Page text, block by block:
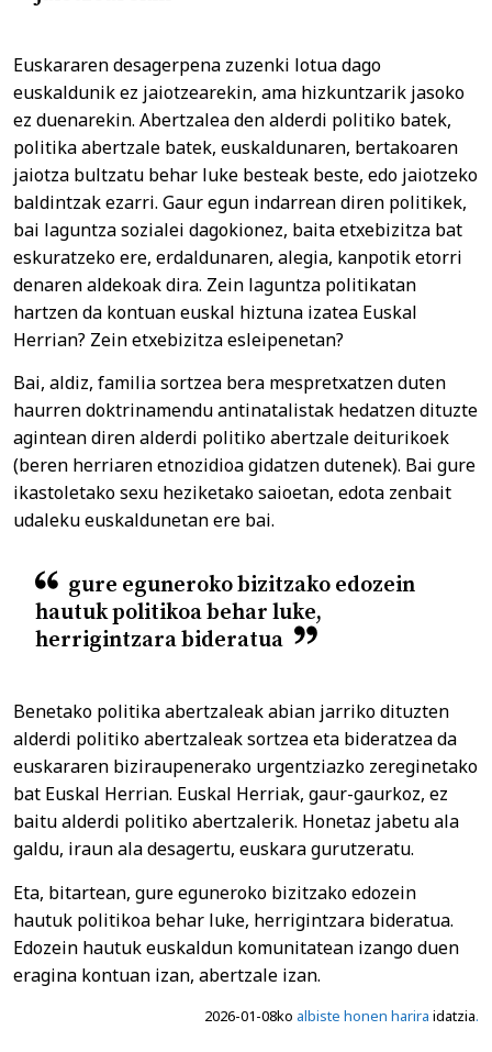
Euskararen desagerpena zuzenki lotua dago
euskaldunik ez jaiotzearekin, ama hizkuntzarik jasoko
ez duenarekin. Abertzalea den alderdi politiko batek,
politika abertzale batek, euskaldunaren, bertakoaren
jaiotza bultzatu behar luke besteak beste, edo jaiotzeko
baldintzak ezarri. Gaur egun indarrean diren politikek,
bai laguntza sozialei dagokionez, baita etxebizitza bat
eskuratzeko ere, erdaldunaren, alegia, kanpotik etorri
denaren aldekoak dira. Zein laguntza politikatan
hartzen da kontuan euskal hiztuna izatea Euskal
Herrian? Zein etxebizitza esleipenetan?
Bai, aldiz, familia sortzea bera mespretxatzen duten
haurren doktrinamendu antinatalistak hedatzen dituzte
agintean diren alderdi politiko abertzale deiturikoek
(beren herriaren etnozidioa gidatzen dutenek). Bai gure
ikastoletako sexu heziketako saioetan, edota zenbait
udaleku euskaldunetan ere bai.
gure eguneroko bizitzako edozein
hautuk politikoa behar luke,
herrigintzara bideratua
Benetako politika abertzaleak abian jarriko dituzten
alderdi politiko abertzaleak sortzea eta bideratzea da
euskararen biziraupenerako urgentziazko zereginetako
bat Euskal Herrian. Euskal Herriak, gaur-gaurkoz, ez
baitu alderdi politiko abertzalerik. Honetaz jabetu ala
galdu, iraun ala desagertu, euskara gurutzeratu.
Eta, bitartean, gure eguneroko bizitzako edozein
hautuk politikoa behar luke, herrigintzara bideratua.
Edozein hautuk euskaldun komunitatean izango duen
eragina kontuan izan, abertzale izan.
2026-01-08ko albiste honen harira idatzia.